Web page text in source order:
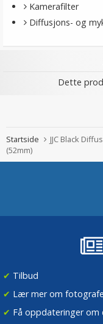
Kamerafilter
Diffusjons- og
Dette
Startside
JJC Black
(52mm)
✔ Tilbud
✔ Lær mer om
✔ Få oppdateringer om